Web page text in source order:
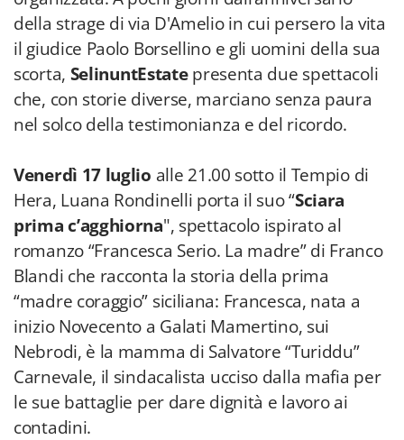
della strage di via D'Amelio in cui persero la vita
il giudice Paolo Borsellino e gli uomini della sua
scorta, SelinuntEstatepresenta due spettacoli
che, con storie diverse, marciano senza paura
nel solco della testimonianza e del ricordo.
Venerdì 17 luglio alle 21.00 sotto il Tempio di
Hera, Luana Rondinelli porta il suo “Sciara
prima c’agghiorna", spettacolo ispirato al
romanzo “Francesca Serio. La madre” di Franco
Blandi che racconta la storia della prima
“madre coraggio” siciliana: Francesca, nata a
inizio Novecento a Galati Mamertino, sui
Nebrodi, è la mamma di Salvatore “Turiddu”
Carnevale, il sindacalista ucciso dalla mafia per
le sue battaglie per dare dignità e lavoro ai
contadini.